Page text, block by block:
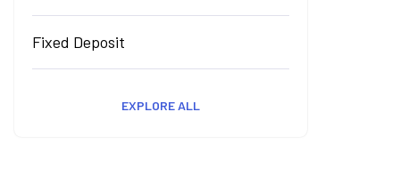
Fixed Deposit
EXPLORE ALL